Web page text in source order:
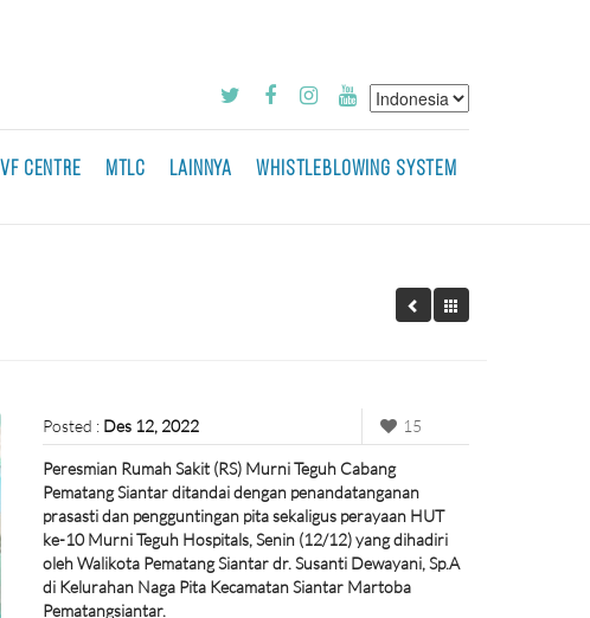
IVF CENTRE MTLC LAINNYA WHISTLEBLOWING SYSTEM
Posted : Des 12, 2022 15
Peresmian Rumah Sakit (RS) Murni Teguh Cabang
Pematang Siantar ditandai dengan penandatanganan
prasasti dan pengguntingan pita sekaligus perayaan HUT
ke-10 Murni Teguh Hospitals, Senin (12/12) yang dihadiri
oleh Walikota Pematang Siantar dr. Susanti Dewayani, Sp.A
di Kelurahan Naga Pita Kecamatan Siantar Martoba
Pematangsiantar.